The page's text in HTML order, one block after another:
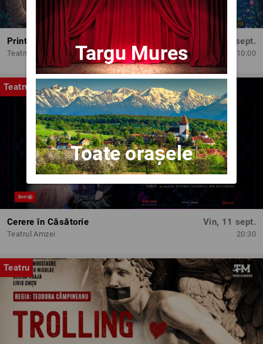
Printesele fermecate
Teatrul Amzei
Dum, 13 sept.
10:00
Teatru
Cerere în Căsătorie
Teatrul Amzei
Vin, 11 sept.
20:30
Teatru
Targu Mures
Toate orașele